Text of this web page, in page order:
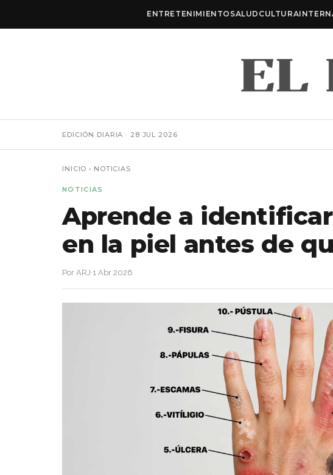
ENTRETENIMIENTO SALUD CULTURA
EDICIÓN DIARIA · 28 JUL 2026
INICIO › NOTICIAS
NOTICIAS
Aprende a
en la piel antes de
Por ARJ·1 Abr 2026